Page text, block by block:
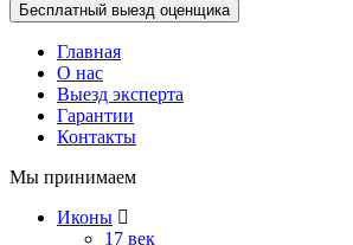
Бесплатный выезд оценщика
Главная
О нас
Выезд эксперта
Гарантии
Контакты
Мы принимаем
Иконы
17 век